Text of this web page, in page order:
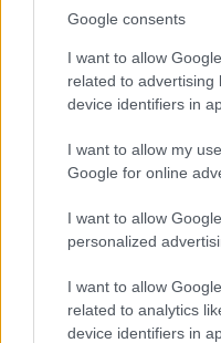
Google consents
I want to allow
related to advertising
device identifiers in
I want to allow my
Google for online
I want to allow
personalized
I want to allow
related to analytics
device identifiers in
02.02.17. 11:06
Uff greška:Kriva